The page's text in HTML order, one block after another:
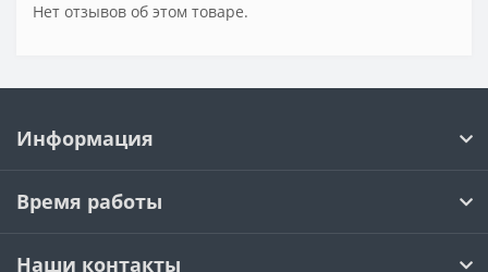
Нет отзывов об этом товаре.
Информация
Время работы
Наши контакты